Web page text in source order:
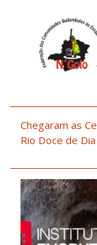
Chegaram as
Rio Doce de